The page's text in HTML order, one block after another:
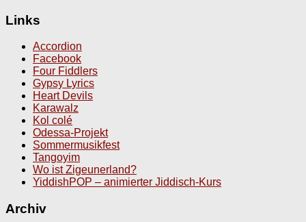
Links
Accordion
Facebook
Four Fiddlers
Gypsy Lyrics
Heart Devils
Karawalz
Kol colé
Odessa-Projekt
Sommermusikfest
Tangoyim
Wo ist Zigeunerland?
YiddishPOP – animierter Jiddisch-Kurs
Archiv